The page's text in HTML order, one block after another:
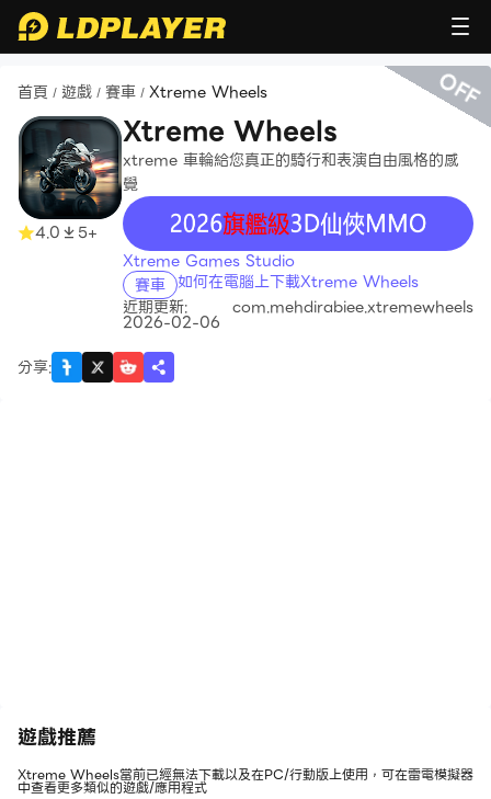
首頁 / 遊戲 / 賽車 / Xtreme Wheels
4.0 5+
Xtreme Wheels
xtreme 車輪給您真正的騎行和表演自由風格的感
覺
recommend
Xtreme Games Studio
賽車 如何在電腦上下載Xtreme Wheels
近期更新:
2026-02-06
com.mehdirabiee.xtremewheels
分享:
OFF
遊戲推薦
Xtreme Wheels當前已經無法下載以及在PC/行動版上使用，可在雷電模擬器
中查看更多類似的遊戲/應用程式